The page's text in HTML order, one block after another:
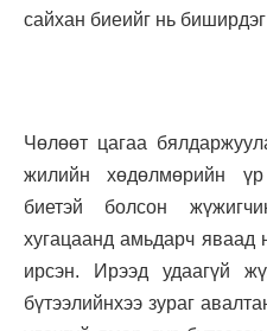
сайхан биеийг нь биширдэг
Чөлөөт цагаа
жилийн хөдөлмөрийн
биетэй болсон
хугацаанд амьдарч яваад
ирсэн. Ирээд удаагүй
бүтээлийнхээ зураг